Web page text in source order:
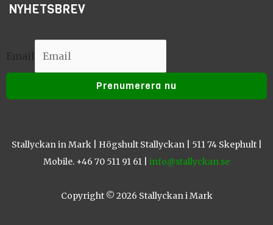
NYHETSBREV
Email
Prenumerera nu
Stallyckan in Mark | Högshult Stallyckan | 511 74 Skephult |
Mobile. +46 70 511 91 61 | info@stallyckan.se
Copyright © 2026 Stallyckan i Mark